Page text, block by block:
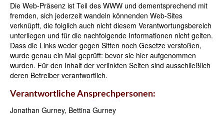
Die Web-Präsenz ist Teil des WWW und dementsprechend mit
fremden, sich jederzeit wandeln könnenden Web-Sites
verknüpft, die folglich auch nicht diesem Verantwortungsbereich
unterliegen und für die nachfolgende Informationen nicht gelten.
Dass die Links weder gegen Sitten noch Gesetze verstoßen,
wurde genau ein Mal geprüft: bevor sie hier aufgenommen
wurden. Für den Inhalt der verlinkten Seiten sind ausschließlich
deren Betreiber verantwortlich.
Verantwortliche Ansprechpersonen:
Jonathan Gurney, Bettina Gurney